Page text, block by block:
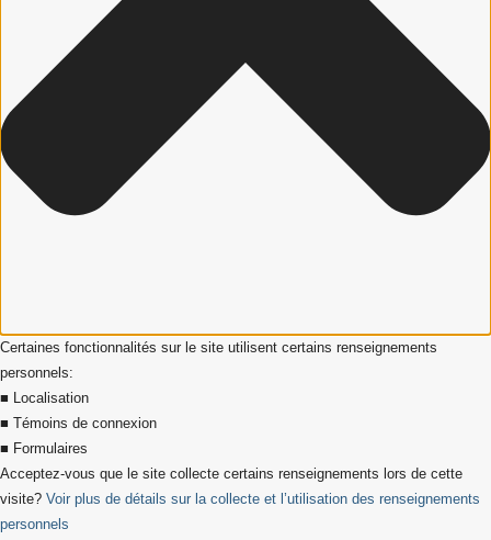
Certaines fonctionnalités sur le site utilisent certains renseignements
personnels:
■ Localisation
■ Témoins de connexion
■ Formulaires
Acceptez-vous que le site collecte certains renseignements lors de cette
visite? Voir plus de détails sur la collecte et l’utilisation des renseignements
personnels